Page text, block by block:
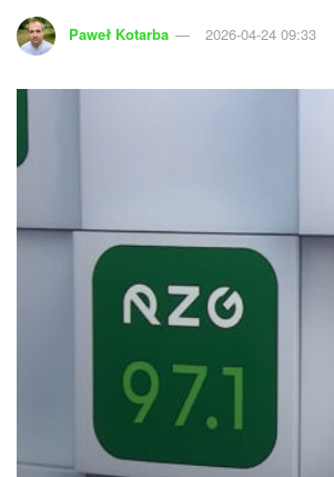
Paweł Kotarba 2026-04-24 09:33